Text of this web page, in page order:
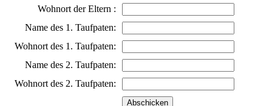
Wohnort der Eltern :
Name des 1. Taufpaten:
Wohnort des 1. Taufpaten:
Name des 2. Taufpaten:
Wohnort des 2. Taufpaten: